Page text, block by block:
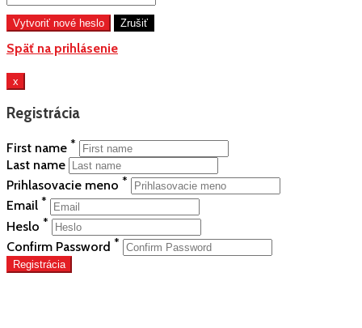
Späť na prihlásenie
x
Registrácia
First name *
Last name
Prihlasovacie meno *
Email *
Heslo *
Confirm Password *
Registrácia